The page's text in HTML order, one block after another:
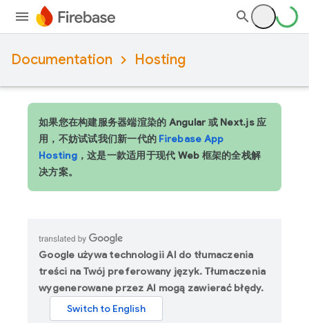
Documentation Hosting
如果您在构建服务器端渲染的 Angular 或 Next.js 应
用，不妨试试我们新一代的 Firebase App
Hosting，这是一款适用于现代 Web 框架的全栈解
决方案。
Google używa technologii AI do tłumaczenia
treści na Twój preferowany język. Tłumaczenia
wygenerowane przez AI mogą zawierać błędy.